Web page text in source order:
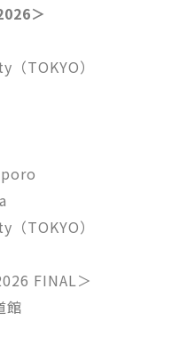
＞
TOKYO）
TOKYO）
FINAL＞
館